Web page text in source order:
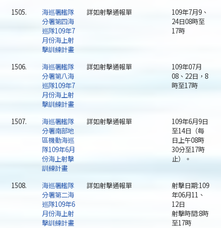
1505.
海巡署艦隊
分署第四海
巡隊109年7
月份海上射
擊訓練計畫
詳如射擊通報單
109年7月9、
24日08時至
17時
1506.
海巡署艦隊
分署第八海
巡隊109年7
月份海上射
擊訓練計畫
詳如射擊通報單
109年07月
08、22日，8
時至17時
1507.
海巡署艦隊
分署南部地
區機動海巡
隊109年6月
份海上射擊
訓練計畫
詳如射擊通報單
109年6月9日
至14日（每
日上午08時
30分至17時
止）。
1508.
海巡署艦隊
分署第二海
巡隊109年6
月份海上射
擊訓練計畫
詳如射擊通報單
射擊日期:109
年06月11、
12日
射擊時間:8時
至17時